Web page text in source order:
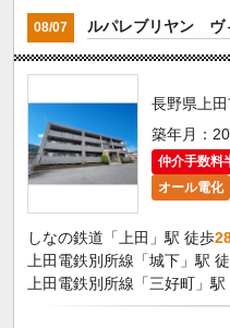
08/07 ルパレブリヤン ヴ
長野県上
築年月：
仲介手数料
オール電化
しなの鉄道「上田」駅 徒歩
上田電鉄別所線「城下」駅
上田電鉄別所線「三好町」